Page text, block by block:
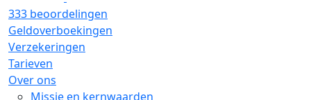
333 beoordelingen
Geldoverboekingen
Verzekeringen
Tarieven
Over ons
Missie en kernwaarden